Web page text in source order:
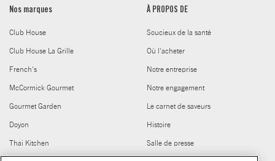
Nos marques
Club House
Club House La Grille
French's
McCormick Gourmet
Gourmet Garden
Doyon
Thai Kitchen
À PROPOS DE
Soucieux de la santé
Où l'acheter
Notre entreprise
Notre engagement
Le carnet de saveurs
Histoire
Salle de presse